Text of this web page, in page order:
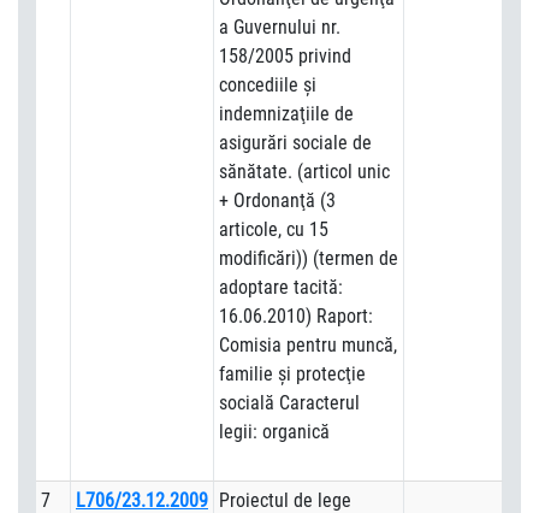
a Guvernului nr.
158/2005 privind
concediile şi
indemnizaţiile de
asigurări sociale de
sănătate. (articol unic
+ Ordonanţă (3
articole, cu 15
modificări)) (termen de
adoptare tacită:
16.06.2010) Raport:
Comisia pentru muncă,
familie şi protecţie
socială Caracterul
legii: organică
7 L706/23.12.2009 Proiectul de lege